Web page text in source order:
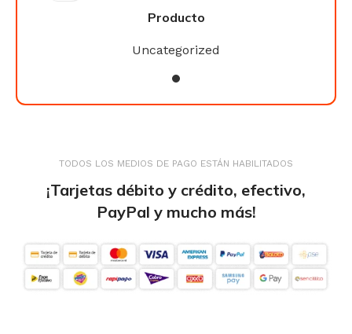
Producto
Uncategorized
TODOS LOS MEDIOS DE PAGO ESTÁN HABILITADOS
¡Tarjetas débito y crédito, efectivo,
PayPal y mucho más!